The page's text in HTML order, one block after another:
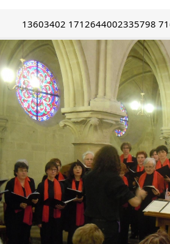
13603402 1712644002335798